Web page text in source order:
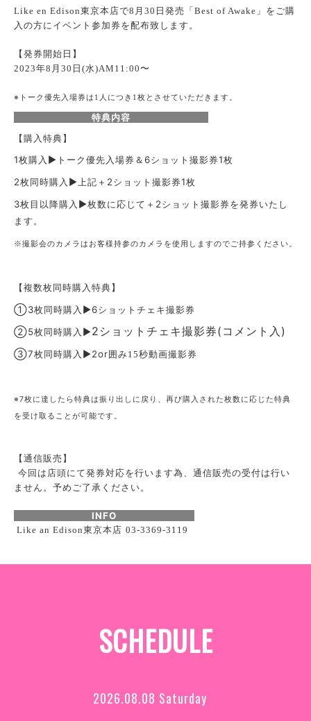
Like en Edison東京本店で8 月 30 日発売「Best of Awake 」をご購
入の方にイベント参加券を配布致します。
【発券開始日】
2023年8 月 30 日 (水)AM11:00〜
※トーク優先入場券は 1 人につき 1 枚とさせていただきます。
特典内容
【購入特典】
1枚購入▶︎トーク優先入場券＆6ショット撮影券1枚
2枚同時購入▶︎上記＋2ショット撮影券1枚
3枚目以降購入▶︎枚数に応じて＋2ショット撮影券を発券いたし
ます。
※撮影会のカメラはお客様持参のカメラを使用しますのでご持参ください。
【複数枚同時購入特典】
①3枚同時購入▶︎6ショットチェキ撮影券
②5枚同時購入▶︎2ショットチェキ撮影券(コメント入)
③7枚同時購入▶︎2or囲み15秒動画撮影券
※7枚に達したら特典は振り出しに戻り、再び購入された枚数に応じた特典
を受け取ることが可能です。
【通信販売】
今回は店頭にて発券対応を行います為、通信販売の受付は行い
ません。予めご了承ください。
INFO
Like an Edison東京本店 03-3369-3119
SCHEDULE
2026.08.08 Saturday